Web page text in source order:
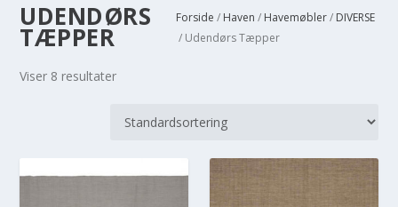
UDENDØRS
TÆPPER
Forside / Haven / Havemøbler/ DIVERSE
/ Udendørs Tæpper
Viser 8 resultater